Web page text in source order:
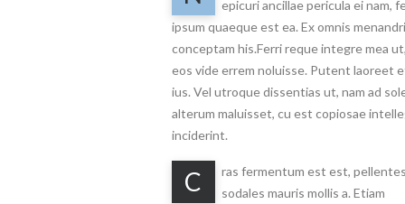
epicuri ancillae pericula ei nam,
ipsum quaeque est ea. Ex omnis menandri
conceptam his.Ferri reque integre mea
eos vide errem noluisse. Putent laoreet
ius. Vel utroque dissentias ut, nam ad
alterum maluisset, cu est copiosae
inciderint.
C
ras fermentum est est,
sodales mauris mollis a. Etiam